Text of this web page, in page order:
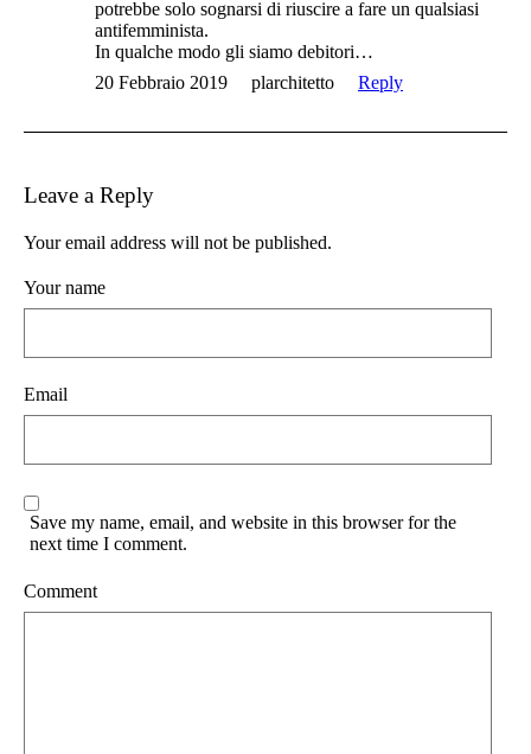
potrebbe solo sognarsi di riuscire a fare un qualsiasi
antifemminista.
In qualche modo gli siamo debitori…
20 Febbraio 2019
plarchitetto Reply
Leave a Reply
Your email address will not be published.
Your name
Email
Save my name, email, and website in this browser for the
next time I comment.
Comment